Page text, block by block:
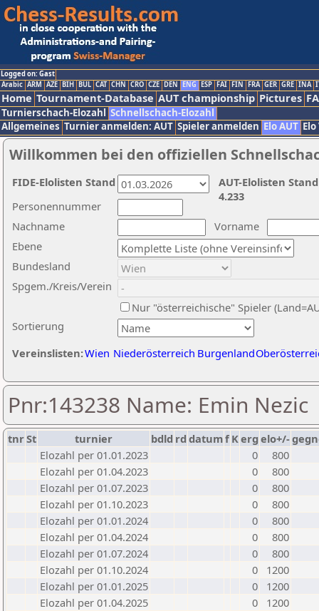
Logged on: Gast
Arabic ARM AZE BIH BUL CAT CHN CRO CZE DEN ENG ESP FAI FIN FRA GER GRE INA
Home Tournament-Database AUT championship Pictures
Turnierschach-Elozahl Schnellschach-Elozahl
Allgemeines Turnier anmelden: AUT Spieler anmelden Elo AUT
Willkommen bei den offiziellen
Nachname
Vorname
Ebene
Sortierung
Personennummer
Bundesland
Spgem./Kreis/Verein
Nur "österreichische" Spieler
Vereinslisten:Wien Niederösterreich Burgenland
AUT-Elolisten
4.233
FIDE-Elolisten Stand
Pnr:143238 Name: Emin Nezic
tnrSt turnier bdld rd datumf Kerg elo+/-
Elozahl per 01.01.2023
0
800
Elozahl per 01.04.2023
0
800
Elozahl per 01.07.2023
0
800
Elozahl per 01.10.2023
0
800
Elozahl per 01.01.2024
0
800
Elozahl per 01.04.2024
0
800
Elozahl per 01.07.2024
0
800
Elozahl per 01.10.2024
0
1200
Elozahl per 01.01.2025
0
1200
Elozahl per 01.04.2025
0
1200